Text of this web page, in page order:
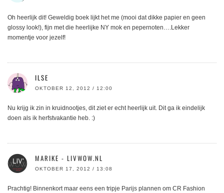
Oh heerlijk dit! Geweldig boek lijkt het me (mooi dat dikke papier en geen
glossy look!), fijn met die heerlijke NY mok en pepernoten….Lekker
momentje voor jezelf!
ILSE
OKTOBER 12, 2012 / 12:00
Nu krijg ik zin in kruidnootjes, dit ziet er echt heerlijk uit. Dit ga ik eindelijk
doen als ik herfstvakantie heb. :)
MARIKE - LIVWOW.NL
OKTOBER 17, 2012 / 13:08
Prachtig! Binnenkort maar eens een tripje Parijs plannen om CR Fashion